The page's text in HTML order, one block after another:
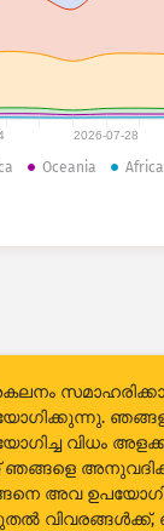
2026-07-28
Oceania Africa
വിധം
അവ
വിവരങ്ങൾക്ക്,